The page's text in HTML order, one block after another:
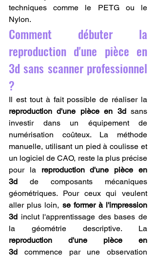
techniques comme le PETG ou le
Nylon.
Comment débuter la
reproduction d'une pièce en
3d sans scanner professionnel
?
reproduction d'une pièce en 3d sans
investir dans un équipement de
numérisation coûteux. La méthode
manuelle, utilisant un pied à coulisse et
un logiciel de CAO, reste la plus précise
pour la reproduction d'une pièce en
3d de composants mécaniques
géométriques. Pour ceux qui veulent
aller plus loin, se former à l'impression
3d inclut l'apprentissage des bases de
reproduction d'une pièce en
3d commence par une observation